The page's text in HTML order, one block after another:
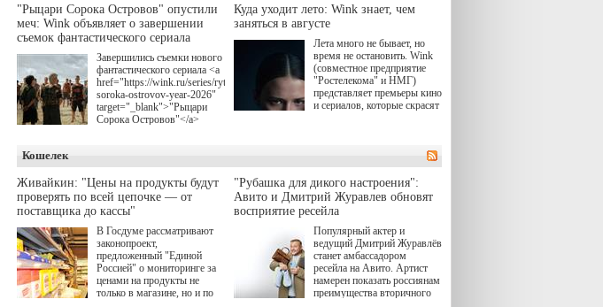
"Рыцари Сорока Островов" опустили
меч: Wink объявляет о завершении
съемок фантастического сериала
Завершились съемки нового
фантастического сериала <a
href="https://wink.ru/series/rytsari-
soroka-ostrovov-year-2026"
target="_blank">"Рыцари
Сорока Островов"</a>
и НМГ) по мотивам
одноименного романа
Сергея Лукьяненко. Главные
роли в проекте исполнили
Артем Кошман, Полина
Гухман, Вероника
Устимова, Олег Савостюк,
Святослав Рогожан, Кузьма
Котрелёв, Никита
Кологривый, Елисей
Чучилин, Александра
Куда уходит лето: Wink знает, чем
заняться в августе
Лета много не бывает, но
время не остановить. Wink
(совместное предприятие
"Ростелекома" и НМГ)
представляет премьеры кино
и сериалов, которые скрасят
href="https://wink.ru/series/kholod-
year-2026"
target="_blank">"Холод"
</a> (18+) останется только
на экране — весь август по
четвергам продолжат
выходить новые эпизоды
сериала, в котором
беспощадным возмездием в
духе графа Монте-Кристо
занимается наша
современница.
Кошелек
Живайкин: "Цены на продукты будут
проверять по всей цепочке — от
поставщика до кассы"
В Госдуме рассматривают
законопроект,
предложенный "Единой
Россией" о мониторинге за
ценами на продукты не
только в магазине, но и по
"Рубашка для дикого настроения":
Авито и Дмитрий Журавлев обновят
восприятие ресейла
Популярный актер и
ведущий Дмитрий Журавлёв
станет амбассадором
ресейла на Авито. Артист
намерен показать россиянам
преимущества вторичного